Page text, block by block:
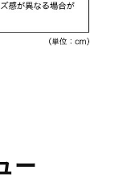
ー